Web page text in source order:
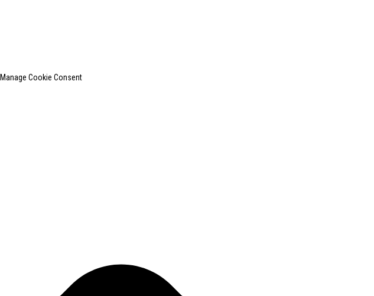
Manage Cookie Consent